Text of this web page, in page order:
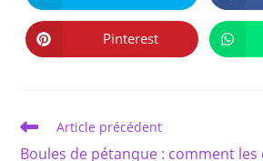
dans
une
autre
fenêtre
Ouvrir
dans
Pinterest
Read
Article précédent
Boules de pétanque : comment les